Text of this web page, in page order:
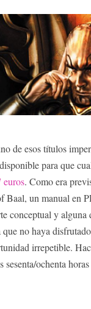
de esos títulos
para que
euros. Como era
Baal, un manual en
conceptual y alguna
no haya
irrepetible.
sesenta/ochenta